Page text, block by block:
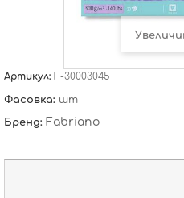
Артикул: F-30003045
Фасовка: шт
Бренд: Fabriano